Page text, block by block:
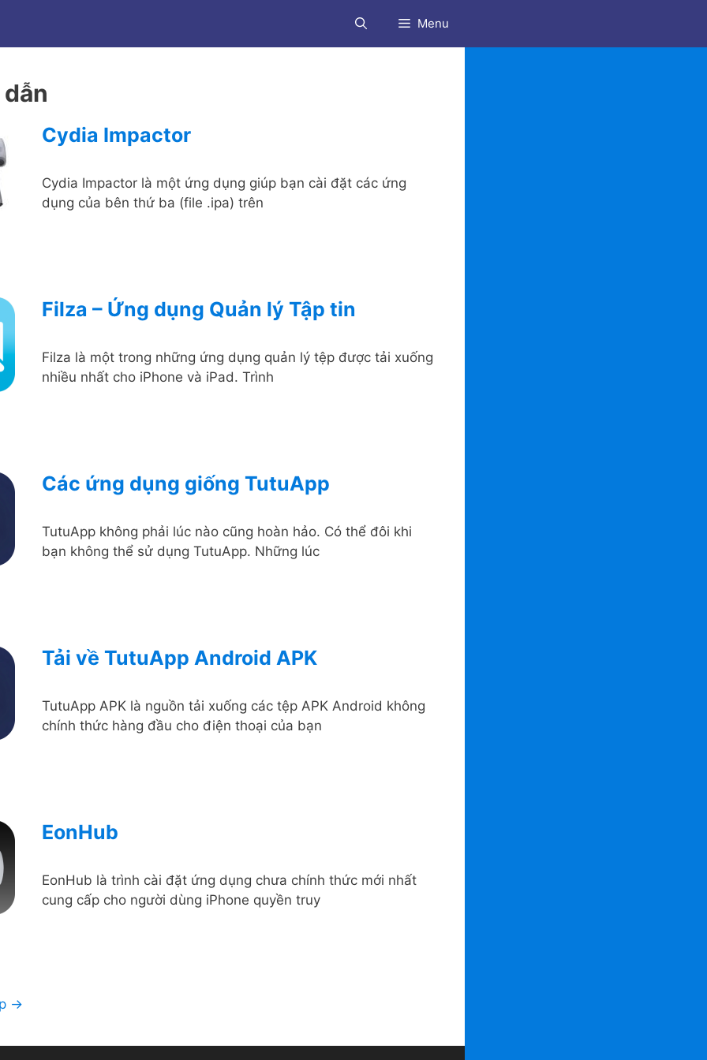
Menu
Cydia Impactor
Cydia Impactor là một ứng dụng giúp bạn cài đặt các ứng
dụng của bên thứ ba (file .ipa) trên
Filza – Ứng dụng Quản lý Tập tin
Filza là một trong những ứng dụng quản lý tệp được tải xuống
nhiều nhất cho iPhone và iPad. Trình
Các ứng dụng giống TutuApp
TutuApp không phải lúc nào cũng hoàn hảo. Có thể đôi khi
bạn không thể sử dụng TutuApp. Những lúc
Tải về TutuApp Android APK
TutuApp APK là nguồn tải xuống các tệp APK Android không
chính thức hàng đầu cho điện thoại của bạn
EonHub
EonHub là trình cài đặt ứng dụng chưa chính thức mới nhất
cung cấp cho người dùng iPhone quyền truy
→